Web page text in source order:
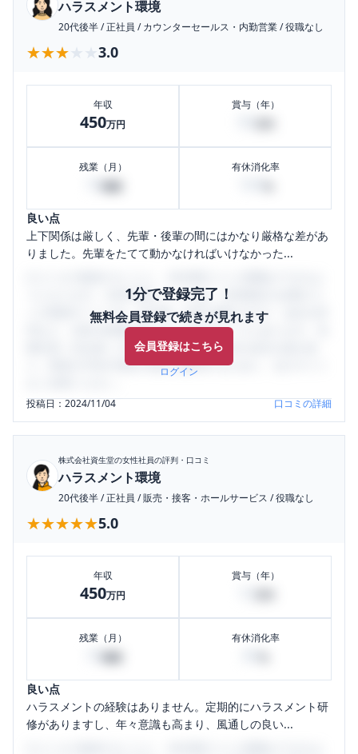
ハラスメント環境
20代後半/正社員 /カウンターセールス・内勤営業/役職なし
★★★★★
★★★★★ 3.0
年収
450万円
賞与（年）
残業（月） 有休消化率
良い点
上下関係は厳しく、先輩・後輩の間にはかなり厳格な差があ
りました。先輩をたてて動かなければいけなかった...
1分で登録完了！
無料会員登録で続きが見れます
会員登録はこちら
ログイン
うになります。SHEHUB(シーハブ)は、女性限定の企業口コ
ミの投稿サイトです。給与面・女性の働きやすさ・会社の評
判など、女性の転職は気にすべき点がたくさんあります。先
輩社員（元社員）の口コミを通して、本当の会社の姿を知
り、将来の不安や現在の悩みを解消するために、ぜひサイト
投稿日：2024/11/04 口コミの詳細
株式会社資生堂の女性社員の評判・口コミ
ハラスメント環境
20代後半/正社員 /販売・接客・ホールサービス /役職なし
★★★★★
★★★★★5.0
年収
450万円
賞与（年）
残業（月） 有休消化率
良い点
ハラスメントの経験はありません。定期的にハラスメント研
修がありますし、年々意識も高まり、風通しの良い...